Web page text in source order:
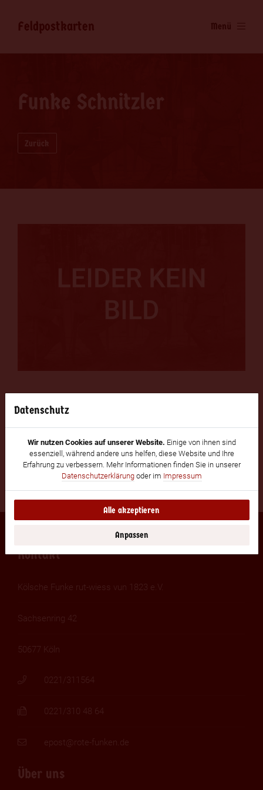
Feldpostkarten Menü
Funke Schnitzler
Alle ansehen
Kontakt
Kölsche Funke rut-wiess vun 1823 e.V.
Sachsenring 42
50677 Köln
0221/311564
0221/310 48 64
epost@rote-funken.de
Über uns
Datenschutz
Wir nutzen Cookies auf unserer Website. Einige von ihnen sind
essenziell, während andere uns helfen, diese Website und Ihre
Erfahrung zu verbessern. Mehr Informationen finden Sie in unserer
Datenschutzerklärungoder im Impressum
Alle akzeptieren
Anpassen